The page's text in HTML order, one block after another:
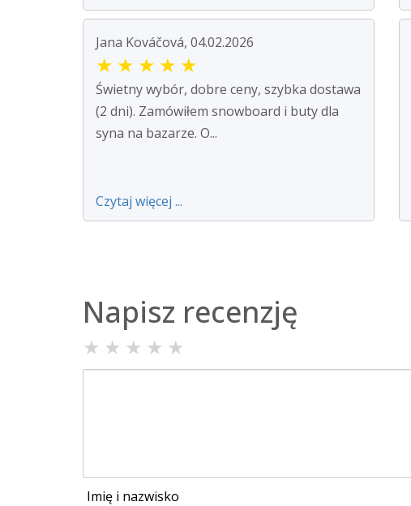
Jana Kováčová, 04.02.2026
★ ★ ★ ★ ★
Świetny wybór, dobre ceny, szybka dostawa
(2 dni). Zamówiłem snowboard i buty dla
syna na bazarze. O...
Czytaj więcej ...
Napisz recenzję
★ ★ ★ ★ ★
Imię i nazwisko